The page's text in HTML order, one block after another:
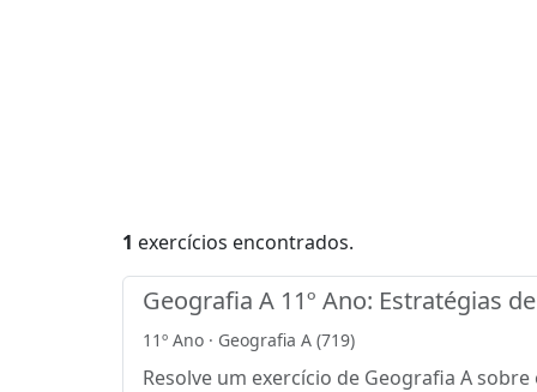
1 exercícios encontrados.
Geografia A 11º Ano: Estratégias
11º Ano · Geografia A (719)
Resolve um exercício de Geografia A